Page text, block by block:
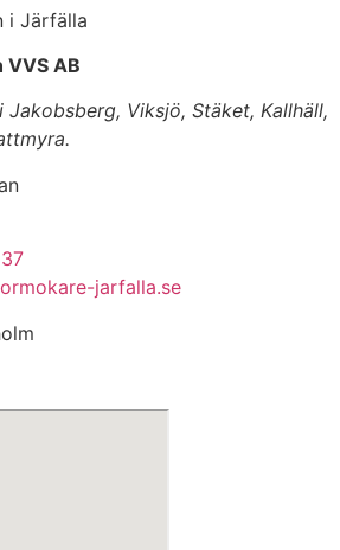
i Järfälla
VVS AB
Jakobsberg, Viksjö, Stäket, Kallhäll,
jarfalla.se